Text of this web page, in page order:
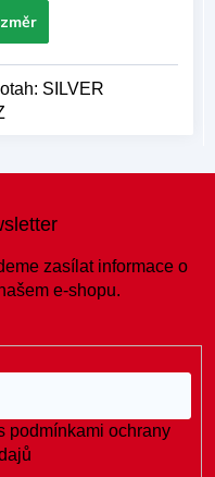
SILVER
zasílat informace o
e-shopu.
podmínkami ochrany